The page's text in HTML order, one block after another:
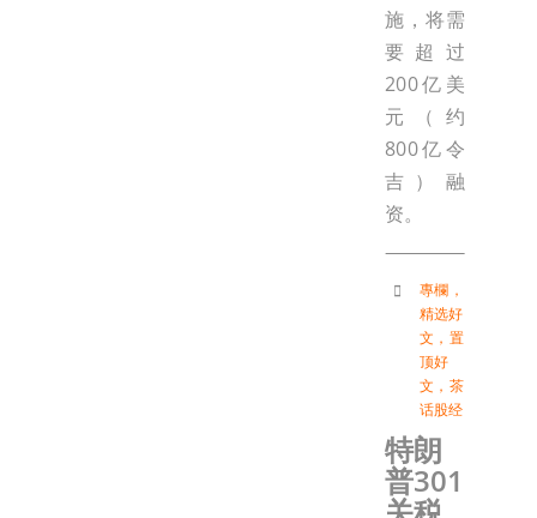
施，将需
要超过
200亿美
元（约
800亿令
吉）融
资。
專欄 ，
精选好
文 ， 置
顶好
文 ， 茶
话股经
特朗
普301